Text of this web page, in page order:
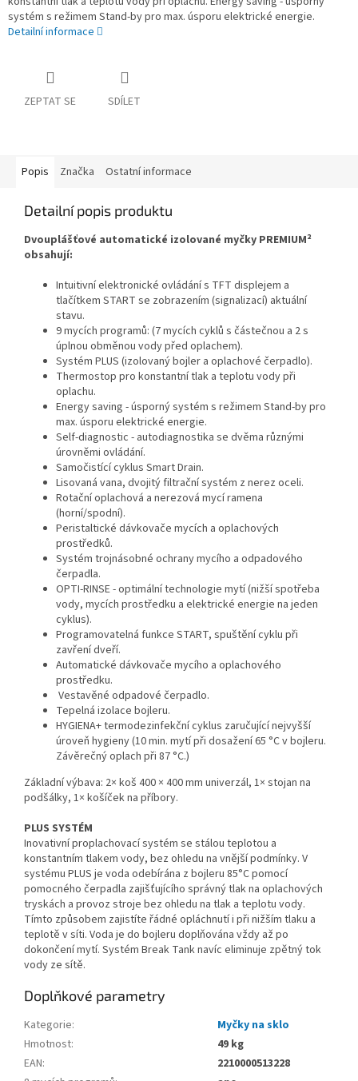
systém s režimem Stand-by pro max. úsporu elektrické energie.
Detailní informace
ZEPTAT SE SDÍLET
Popis Značka Ostatní informace
Detailní popis produktu
Dvouplášťové automatické izolované myčky PREMIUM²
obsahují:
Intuitivní elektronické ovládání s TFT displejem a
tlačítkem START se zobrazením (signalizací) aktuální
stavu.
9 mycích programů: (7 mycích cyklů s částečnou a 2 s
úplnou obměnou vody před oplachem).
Systém PLUS (izolovaný bojler a oplachové čerpadlo).
Thermostop pro konstantní tlak a teplotu vody při
oplachu.
Energy saving - úsporný systém s režimem Stand-by pro
max. úsporu elektrické energie.
Self-diagnostic - autodiagnostika se dvěma různými
úrovněmi ovládání.
Samočistící cyklus Smart Drain.
Lisovaná vana, dvojitý filtrační systém z nerez oceli.
Rotační oplachová a nerezová mycí ramena
(horní/spodní).
Peristaltické dávkovače mycích a oplachových
prostředků.
Systém trojnásobné ochrany mycího a odpadového
čerpadla.
OPTI-RINSE - optimální technologie mytí (nižší spotřeba
vody, mycích prostředku a elektrické energie na jeden
cyklus).
Programovatelná funkce START, spuštění cyklu při
zavření dveří.
Automatické dávkovače mycího a oplachového
prostředku.
Vestavěné odpadové čerpadlo.
Tepelná izolace bojleru.
HYGIENA+ termodezinfekční cyklus zaručující nejvyšší
úroveň hygieny (10 min. mytí při dosažení 65 °C v bojleru.
Závěrečný oplach při 87 °C.)
Základní výbava: 2× koš 400 × 400 mm univerzál, 1× stojan na
podšálky, 1× košíček na příbory.
PLUS SYSTÉM
Inovativní proplachovací systém se stálou teplotou a
konstantním tlakem vody, bez ohledu na vnější podmínky. V
systému PLUS je voda odebírána z bojleru 85°C pomocí
pomocného čerpadla zajišťujícího správný tlak na oplachových
tryskách a provoz stroje bez ohledu na tlak a teplotu vody.
Tímto způsobem zajistíte řádné opláchnutí i při nižším tlaku a
teplotě v síti. Voda je do bojleru doplňována vždy až po
dokončení mytí. Systém Break Tank navíc eliminuje zpětný tok
vody ze sítě.
Doplňkové parametry
Kategorie:
Myčky na sklo
Hmotnost:
49 kg
EAN:
2210000513228